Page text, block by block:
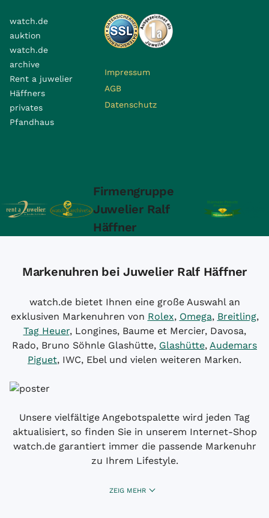
watch.de
auktion
watch.de
archive
Rent a juwelier
Häffners
privates
Pfandhaus
Impressum
AGB
Datenschutz
Firmengruppe
Juwelier Ralf
Häffner
Markenuhren bei Juwelier Ralf Häffner
watch.de bietet Ihnen eine große Auswahl an
exklusiven Markenuhren von Rolex, Omega, Breitling,
Tag Heuer, Longines, Baume et Mercier, Davosa,
Rado, Bruno Söhnle Glashütte, Glashütte, Audemars
Piguet, IWC, Ebel und vielen weiteren Marken.
Unsere vielfältige Angebotspalette wird jeden Tag
aktualisiert, so finden Sie in unserem Internet-Shop
watch.de garantiert immer die passende Markenuhr
zu Ihrem Lifestyle.
ZEIG MEHR